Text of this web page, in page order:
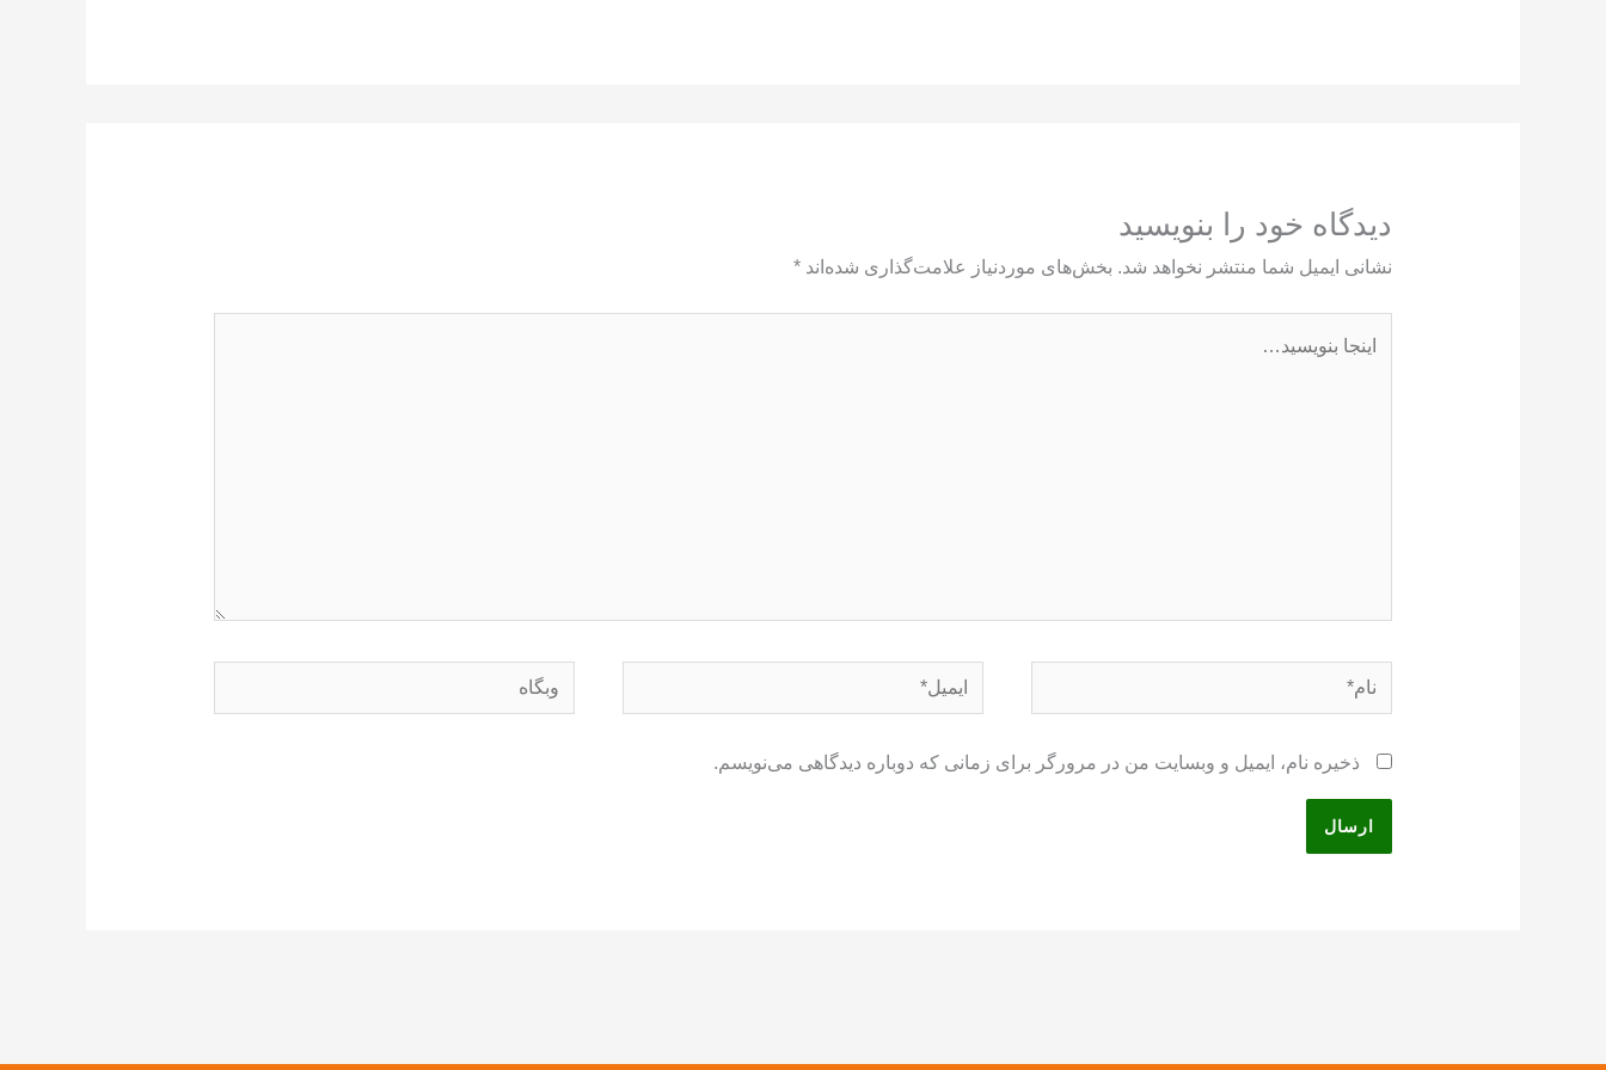
دیدگاه‌ خود را بنویسید
نشانی ایمیل شما منتشر نخواهد شد. بخش‌های موردنیاز علامت‌گذاری شده‌اند *
بنویسید…
نام* ایمیل* وبگاه
ذخیره نام، ایمیل و وبسایت من در مرورگر برای زمانی که دوباره دیدگاهی می‌نویسم.